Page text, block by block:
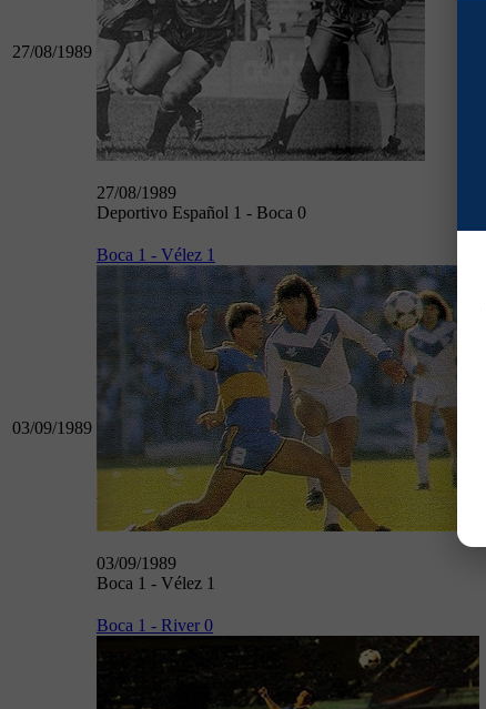
27/08/1989
27/08/1989
Deportivo Español 1 - Boca 0
03/09/1989
Boca 1 - Vélez 1
03/09/1989
Boca 1 - Vélez 1
Boca 1 - River 0